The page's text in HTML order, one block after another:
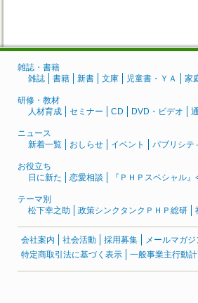
雑誌・書籍
雑誌
書籍 新書 文庫 児童書・ＹＡ 家
研修・教材
人材育成
セミナー CD DVD・ビデオ
ニュース
新着一覧
おしらせ イベント パブリシテ
お役立ち
日に新た
恋愛相談 『ＰＨＰスペシャル
テーマ別
松下幸之助
政策シンクタンクＰＨＰ総研
会社案内 社会活動 採用募集 メールマガジ
特定商取引法に基づく表示
一般事業主行動